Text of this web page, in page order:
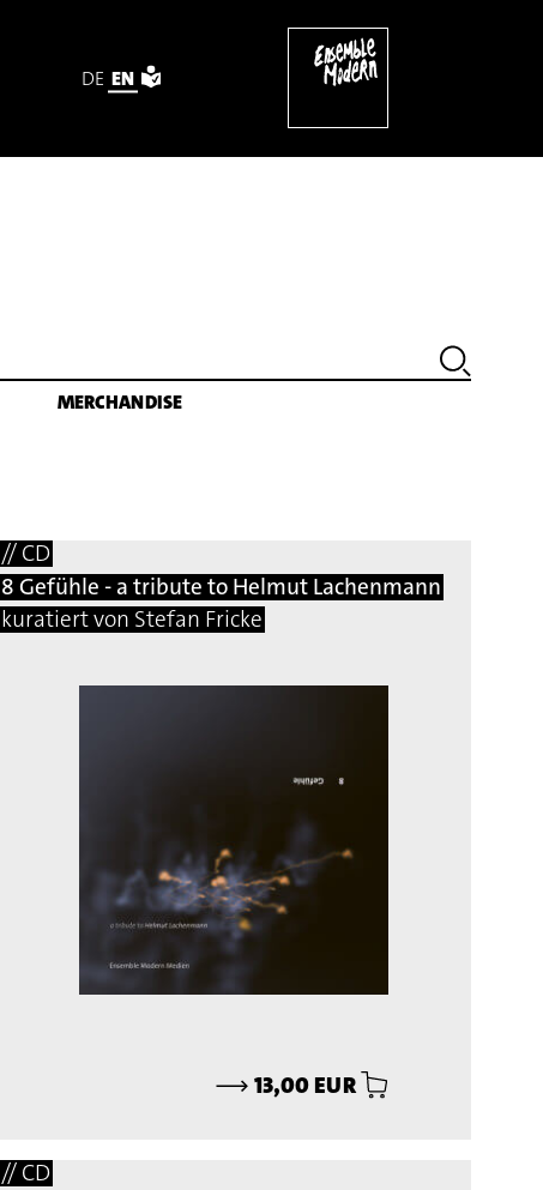
DE EN
MERCHANDISE
// CD
8 Gefühle - a tribute to Helmut Lachenmann
kuratiert von Stefan Fricke
⟶ 13,00 EUR
// CD